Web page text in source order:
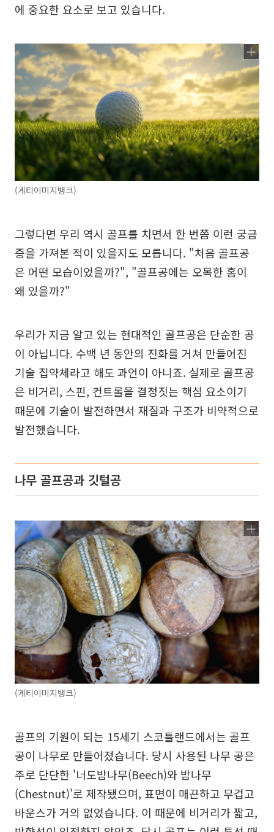
에 중요한 요소로 보고 있습니다.
(게티이미지뱅크)
그렇다면 우리 역시 골프를 치면서 한 번쯤 이런 궁금
증을 가져본 적이 있을지도 모릅니다. "처음 골프공
은 어떤 모습이었을까?", "골프공에는 오목한 홈이
왜 있을까?"
우리가 지금 알고 있는 현대적인 골프공은 단순한 공
이 아닙니다. 수백 년 동안의 진화를 거쳐 만들어진
기술 집약체라고 해도 과언이 아니죠. 실제로 골프공
은 비거리, 스핀, 컨트롤을 결정짓는 핵심 요소이기
때문에 기술이 발전하면서 재질과 구조가 비약적으로
발전했습니다.
나무 골프공과 깃털공
(게티이미지뱅크)
골프의 기원이 되는 15세기 스코틀랜드에서는 골프
공이 나무로 만들어졌습니다. 당시 사용된 나무 공은
주로 단단한 '너도밤나무(Beech)와 밤나무
(Chestnut)'로 제작됐으며, 표면이 매끈하고 무겁고
바운스가 거의 없었습니다. 이 때문에 비거리가 짧고,